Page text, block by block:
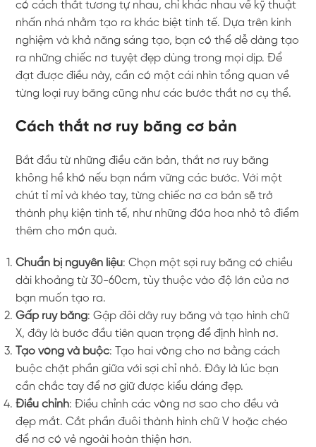
có cách thắt tương tự nhau, chỉ khác nhau về kỹ thuật
nhấn nhá nhằm tạo ra khác biệt tinh tế. Dựa trên kinh
nghiệm và khả năng sáng tạo, bạn có thể dễ dàng tạo
ra những chiếc nơ tuyệt đẹp dùng trong mọi dịp. Để
đạt được điều này, cần có một cái nhìn tổng quan về
từng loại ruy băng cũng như các bước thắt nơ cụ thể.
Cách thắt nơ ruy băng cơ bản
Bắt đầu từ những điều căn bản, thắt nơ ruy băng
không hề khó nếu bạn nắm vững các bước. Với một
chút tỉ mỉ và khéo tay, từng chiếc nơ cơ bản sẽ trở
thành phụ kiện tinh tế, như những đóa hoa nhỏ tô điểm
thêm cho món quà.
Chuẩn bị nguyên liệu: Chọn một sợi ruy băng có chiều
dài khoảng từ 30-60cm, tùy thuộc vào độ lớn của nơ
bạn muốn tạo ra.
Gấp ruy băng: Gập đôi dây ruy băng và tạo hình chữ
X, đây là bước đầu tiên quan trọng để định hình nơ.
Tạo vòng và buộc: Tạo hai vòng cho nơ bằng cách
buộc chặt phần giữa với sợi chỉ nhỏ. Đây là lúc bạn
cần chắc tay để nơ giữ được kiểu dáng đẹp.
Điều chỉnh: Điều chỉnh các vòng nơ sao cho đều và
đẹp mắt. Cắt phần đuôi thành hình chữ V hoặc chéo
để nơ có vẻ ngoài hoàn thiện hơn.